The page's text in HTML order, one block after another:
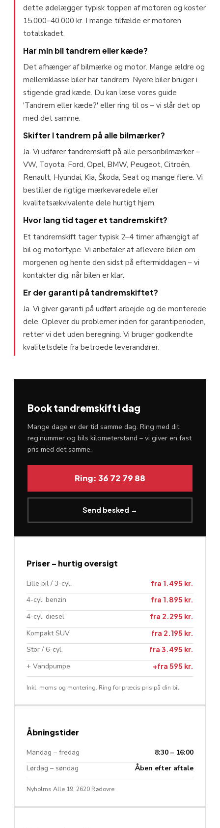
dette ødelægger typisk toppen af motoren og koster
15.000–40.000 kr. I mange tilfælde er motoren
totalskadet.
Har min bil tandrem eller kæde?
Det afhænger af bilmærke og motor. Mange ældre og
mellemklasse biler har tandrem. Nyere biler bruger i
stigende grad kæde. Du kan læse vores guide
'Tandrem eller kæde?' eller ring til os – vi slår det op
med det samme.
Skifter I tandrem på alle bilmærker?
Ja. Vi udfører tandremskift på alle personbilmærker –
VW, Toyota, Ford, Opel, BMW, Peugeot, Citroën,
Renault, Hyundai, Kia, Škoda, Seat og mange flere. Vi
bestiller de rigtige mærkevaredele eller
kvalitetsækvivalente dele hurtigt hjem.
Hvor lang tid tager et tandremskift?
Et tandremskift tager typisk 2–4 timer afhængigt af
bil og motortype. Vi anbefaler at aflevere bilen om
morgenen og hente den sidst på eftermiddagen – vi
kontakter dig, når bilen er klar.
Er der garanti på tandremskiftet?
Ja. Vi giver garanti på udført arbejde og de monterede
dele. Oplever du problemer inden for garantiperioden,
retter vi det uden beregning. Vi bruger godkendte
kvalitetsdele fra betroede leverandører.
Book tandremskift i dag
Mange dage er der tid samme dag. Ring med dit
reg.nummer og bils kilometerstand – vi giver en fast
pris med det samme.
Ring: 36 72 79 88
Send besked →
Priser – hurtig oversigt
Lille bil / 3-cyl. fra 1.495 kr.
4-cyl. benzin fra 1.895 kr.
4-cyl. diesel fra 2.295 kr.
Kompakt SUV fra 2.195 kr.
Stor / 6-cyl. fra 3.495 kr.
+ Vandpumpe +fra 595 kr.
Inkl. moms og montering. Ring for præcis pris på din bil.
Åbningstider
Mandag – fredag
8:30 – 16:00
Lørdag – søndag
Åben efter aftale
Nyholms Alle 19, 2620 Rødovre